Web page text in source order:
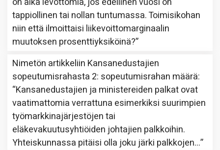
tappiollinen tai nollan tuntumassa. Toimisikohan
niin että ilmoittaisi liikevoittomarginaalin
muutoksen prosenttiyksiköinä?”
Nimetön artikkeliin Kansanedustajien
sopeutumisrahasta 2: sopeutumisrahan määrä:
“Kansanedustajien ja ministereiden palkat ovat
vaatimattomia verrattuna esimerkiksi suurimpien
työmarkkinajärjestöjen tai
eläkevakuutusyhtiöiden johtajien palkkoihin.
Yhteiskunnassa pitäisi olla joku järki palkkojen…”